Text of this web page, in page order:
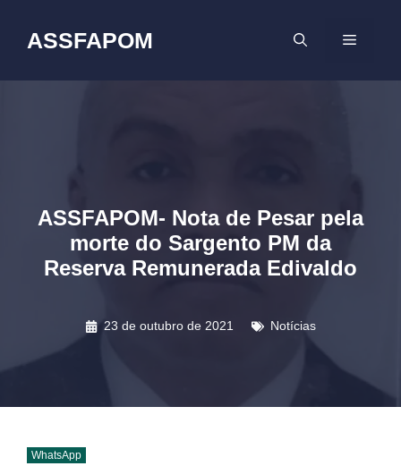
conteúdo
ASSFAPOM MENU
ASSFAPOM- Nota de Pesar pela
morte do Sargento PM da
Reserva Remunerada Edivaldo
23 de outubro de 2021 Notícias
WhatsApp